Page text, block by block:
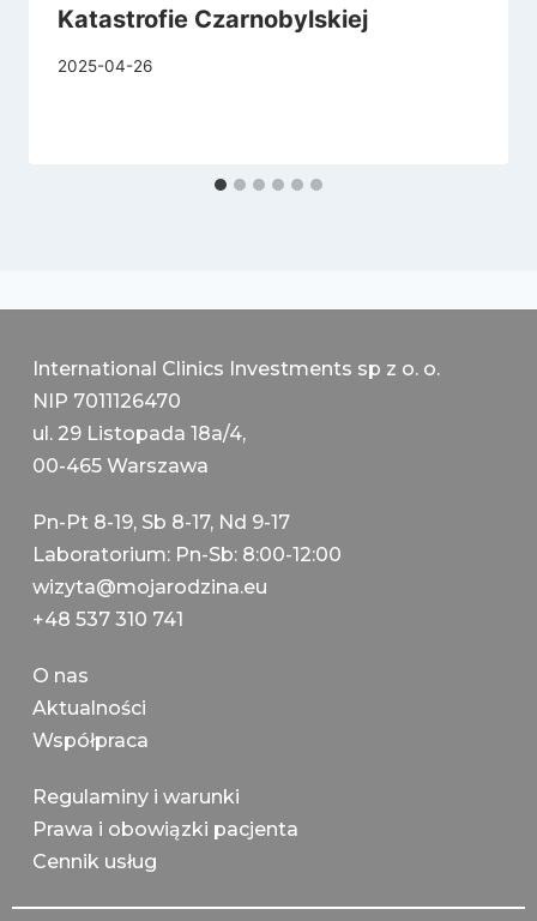
Katastrofie Czarnobylskiej
2025-04-26
International Clinics Investments sp z o. o.
NIP 7011126470
ul. 29 Listopada 18a/4,
00-465 Warszawa
Pn-Pt 8-19, Sb 8-17, Nd 9-17
Laboratorium: Pn-Sb: 8:00-12:00
wizyta@mojarodzina.eu
+48 537 310 741
О nas
Aktualności
Współpraca
Regulaminy i warunki
Prawa i obowiązki pacjenta
Cennik usług